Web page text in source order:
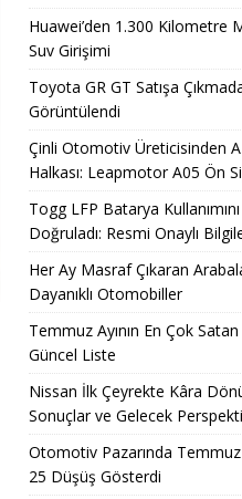
Huawei’den 1.300 Kilometre
Suv Girişimi
Toyota GR GT Satışa
Görüntülendi
Çinli Otomotiv Üreticisinden
Halkası: Leapmotor A05 Ön
Togg LFP Batarya
Doğruladı: Resmi Onaylı
Her Ay Masraf Çıkaran
Dayanıklı Otomobiller
Temmuz Ayının En Çok
Güncel Liste
Nissan İlk Çeyrekte Kâra
Sonuçlar ve Gelecek
Otomotiv Pazarında Temmuz
25 Düşüş Gösterdi